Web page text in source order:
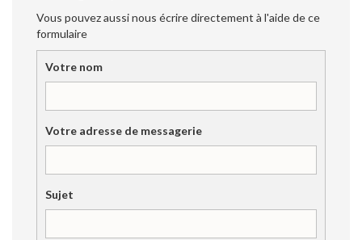
Vous pouvez aussi nous écrire directement à l'aide de ce
formulaire
Votre nom
Votre adresse de messagerie
Sujet